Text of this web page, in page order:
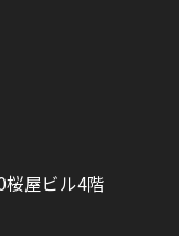
屋ビル4階